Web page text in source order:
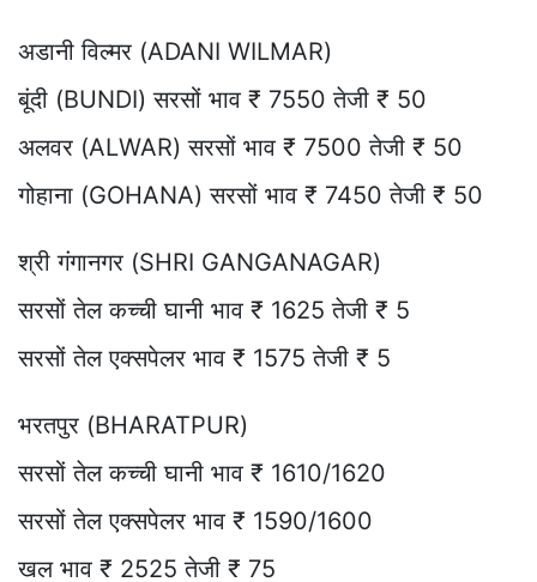
अडानी विल्मर (ADANI WILMAR)
बूंदी (BUNDI) सरसों भाव ₹ 7550 तेजी ₹ 50
अलवर (ALWAR) सरसों भाव ₹ 7500 तेजी ₹ 50
गोहाना (GOHANA) सरसों भाव ₹ 7450 तेजी ₹ 50
श्री गंगानगर (SHRI GANGANAGAR)
सरसों तेल कच्ची घानी भाव ₹ 1625 तेजी ₹ 5
सरसों तेल एक्सपेलर भाव ₹ 1575 तेजी ₹ 5
भरतपुर (BHARATPUR)
सरसों तेल कच्ची घानी भाव ₹ 1610/1620
सरसों तेल एक्सपेलर भाव ₹ 1590/1600
खल भाव ₹ 2525 तेजी ₹ 75